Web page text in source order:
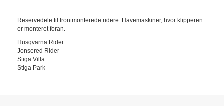
Reservedele til frontmonterede ridere. Havemaskiner, hvor klipperen
er monteret foran.
Husqvarna Rider
Jonsered Rider
Stiga Villa
Stiga Park